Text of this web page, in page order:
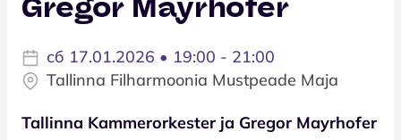
сб 17.01.2026 • 19:00 - 21:00
Tallinna Filharmoonia Mustpeade Maja
Tallinna Kammerorkester ja Gregor Mayrhofer